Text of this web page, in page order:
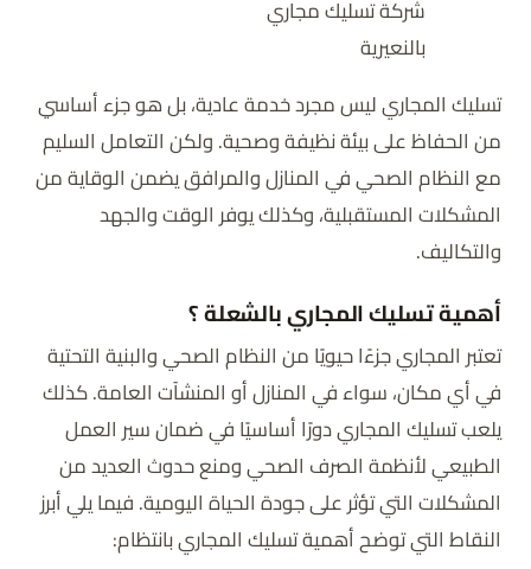
شركة تسليك مجاري
بالنعيرية
تسليك المجاري ليس مجرد خدمة عادية، بل هو جزء أساسي
من الحفاظ على بيئة نظيفة وصحية. ولكن التعامل السليم
مع النظام الصحي في المنازل والمرافق يضمن الوقاية من
المشكلات المستقبلية، وكذلك يوفر الوقت والجهد
والتكاليف.
أهمية تسليك المجاري بالشعلة ؟
تعتبر المجاري جزءًا حيويًا من النظام الصحي والبنية التحتية
في أي مكان، سواء في المنازل أو المنشآت العامة. كذلك
يلعب تسليك المجاري دورًا أساسيًا في ضمان سير العمل
الطبيعي لأنظمة الصرف الصحي ومنع حدوث العديد من
المشكلات التي تؤثر على جودة الحياة اليومية. فيما يلي أبرز
النقاط التي توضح أهمية تسليك المجاري بانتظام: